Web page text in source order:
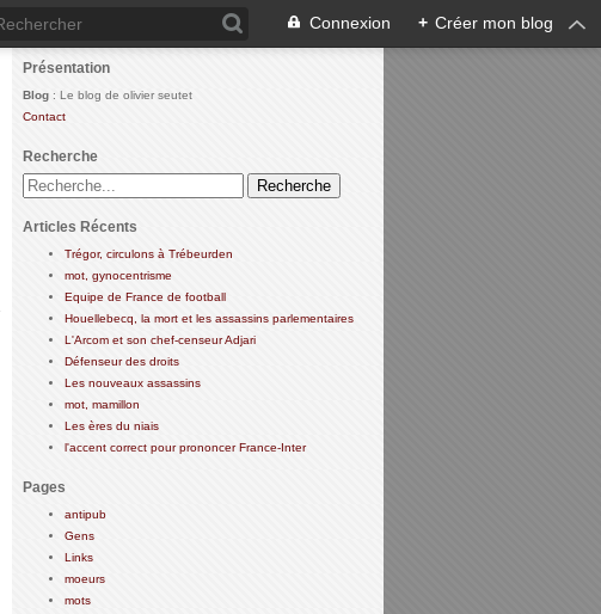
Connexion + Créer mon blog
Présentation
Blog : Le blog de olivier seutet
Contact
Recherche
Articles Récents
Trégor, circulons à Trébeurden
mot, gynocentrisme
Equipe de France de football
Houellebecq, la mort et les assassins parlementaires
L'Arcom et son chef-censeur Adjari
Défenseur des droits
Les nouveaux assassins
mot, mamillon
Les ères du niais
l'accent correct pour prononcer France-Inter
Pages
antipub
Gens
Links
moeurs
mots